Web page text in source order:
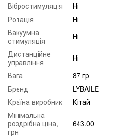
Вібростимуляція
Ні
Ротація
Ні
Вакуумна
стимуляція
Ні
Дистанційне
управління
Ні
Вага
87 гр
Бренд
LYBAILE
Країна виробник
Кітай
Мінімальна
роздрібна ціна,
грн
643.00